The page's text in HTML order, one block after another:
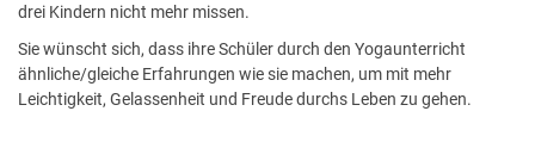
drei Kindern nicht mehr missen.
Sie wünscht sich, dass ihre Schüler durch den Yogaunterricht
ähnliche/gleiche Erfahrungen wie sie machen, um mit mehr
Leichtigkeit, Gelassenheit und Freude durchs Leben zu gehen.